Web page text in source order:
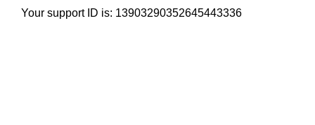
Your support ID is: 13903290352645443336